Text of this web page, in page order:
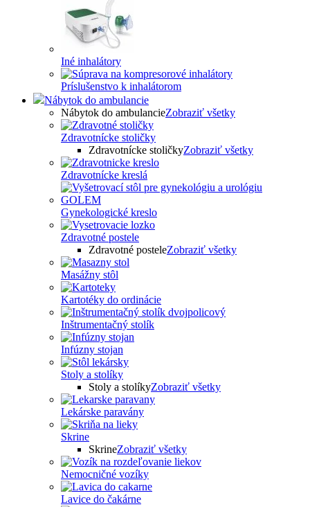
Iné inhalátory
Príslušenstvo k inhalátorom
Nábytok do ambulancie
Nábytok do ambulancieZobraziť všetky
Zdravotnícke stoličky
Zdravotnícke stoličkyZobraziť všetky
Zdravotnícke kreslá
Gynekologické kreslo
Zdravotné postele
Zdravotné posteleZobraziť všetky
Masážny stôl
Kartotéky do ordinácie
Inštrumentačný stolík
Infúzny stojan
Stoly a stolíky
Stoly a stolíkyZobraziť všetky
Lekárske paravány
Skrine
SkrineZobraziť všetky
Nemocničné vozíky
Lavice do čakárne